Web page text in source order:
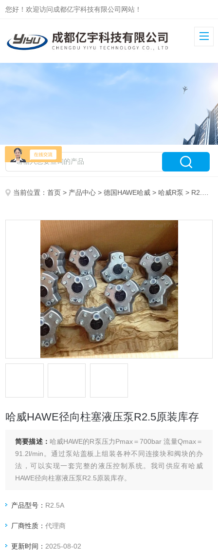
您好！欢迎访问成都亿宇科技有限公司网站！
当前位置：首页 > 产品中心 >德国HAWE哈威 >哈威R泵 > R2.5A哈威HAWE径向柱塞液压泵R2.5原装库存
哈威HAWE径向柱塞液压泵R2.5原装库存
简要描述： 哈威HAWE的R泵压力Pmax＝700bar 流量Qmax＝
91.2l/min。通过泵站盖板上组装各种不同连接块和阀块的办
法，可以实现一套完整的液压控制系统。我司供应有哈威
HAWE径向柱塞液压泵R2.5原装库存。
产品型号： R2.5A
厂商性质：代理商
更新时间： 2025-08-02